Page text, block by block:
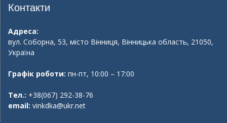
Контакти
Адреса:
вул. Соборна, 53, місто Вінниця, Вінницька область, 21050,
Україна
Графік роботи: пн-пт, 10:00 – 17:00
Тел.: +38(067) 292-38-76
email: vinkdka@ukr.net